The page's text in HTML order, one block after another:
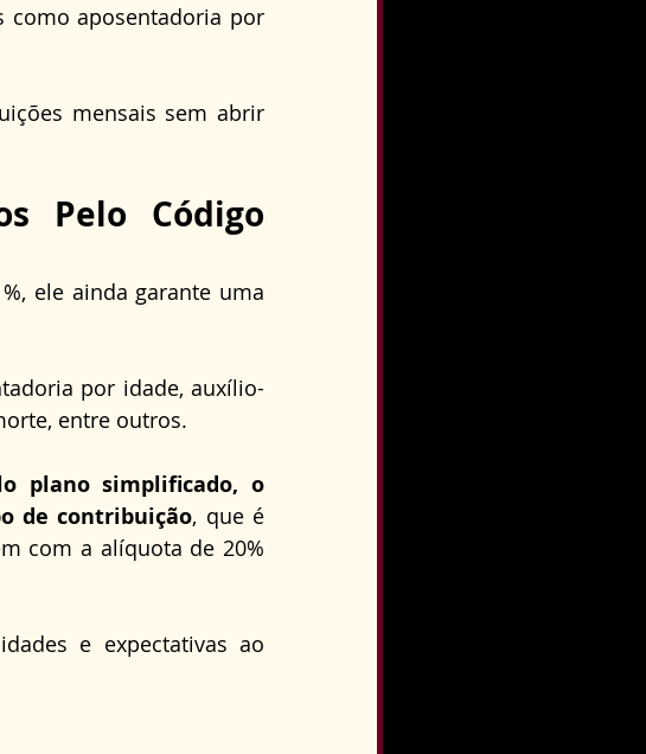
como aposentadoria por
mensais sem abrir
Pelo Código
ele ainda garante uma
por idade, auxílio-
entre outros.
plano simplificado, o
de contribuição, que é
com a alíquota de 20%
e expectativas ao